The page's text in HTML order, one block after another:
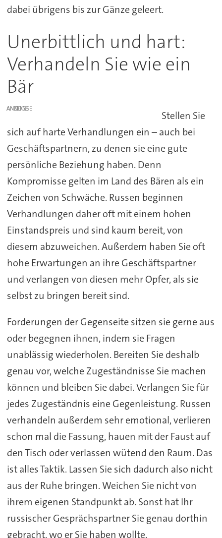
dabei übrigens bis zur Gänze geleert.
Unerbittlich und hart:
Verhandeln Sie wie ein
Bär
ANZEIGE
Stellen Sie
sich auf harte Verhandlungen ein – auch bei
Geschäftspartnern, zu denen sie eine gute
persönliche Beziehung haben. Denn
Kompromisse gelten im Land des Bären als ein
Zeichen von Schwäche. Russen beginnen
Verhandlungen daher oft mit einem hohen
Einstandspreis und sind kaum bereit, von
diesem abzuweichen. Außerdem haben Sie oft
hohe Erwartungen an ihre Geschäftspartner
und verlangen von diesen mehr Opfer, als sie
selbst zu bringen bereit sind.
Forderungen der Gegenseite sitzen sie gerne aus
oder begegnen ihnen, indem sie Fragen
unablässig wiederholen. Bereiten Sie deshalb
genau vor, welche Zugeständnisse Sie machen
können und bleiben Sie dabei. Verlangen Sie für
jedes Zugeständnis eine Gegenleistung. Russen
verhandeln außerdem sehr emotional, verlieren
schon mal die Fassung, hauen mit der Faust auf
den Tisch oder verlassen wütend den Raum. Das
ist alles Taktik. Lassen Sie sich dadurch also nicht
aus der Ruhe bringen. Weichen Sie nicht von
ihrem eigenen Standpunkt ab. Sonst hat Ihr
russischer Gesprächspartner Sie genau dorthin
gebracht, wo er Sie haben wollte.